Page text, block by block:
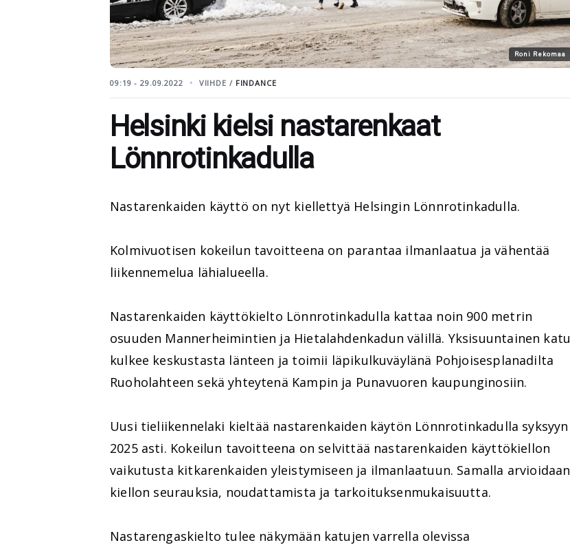
Roni Rekomaa
09:19 - 29.09.2022 VIIHDE / FINDANCE
Helsinki kielsi nastarenkaat
Lönnrotinkadulla
Nastarenkaiden käyttö on nyt kiellettyä Helsingin Lönnrotinkadulla.
Kolmivuotisen kokeilun tavoitteena on parantaa ilmanlaatua ja vähentää
liikennemelua lähialueella.
Nastarenkaiden käyttökielto Lönnrotinkadulla kattaa noin 900 metrin
osuuden Mannerheimintien ja Hietalahdenkadun välillä. Yksisuuntainen katu
kulkee keskustasta länteen ja toimii läpikulkuväylänä Pohjoisesplanadilta
Ruoholahteen sekä yhteytenä Kampin ja Punavuoren kaupunginosiin.
Uusi tieliikennelaki kieltää nastarenkaiden käytön Lönnrotinkadulla syksyyn
2025 asti. Kokeilun tavoitteena on selvittää nastarenkaiden käyttökiellon
vaikutusta kitkarenkaiden yleistymiseen ja ilmanlaatuun. Samalla arvioidaan
kiellon seurauksia, noudattamista ja tarkoituksenmukaisuutta.
Nastarengaskielto tulee näkymään katujen varrella olevissa